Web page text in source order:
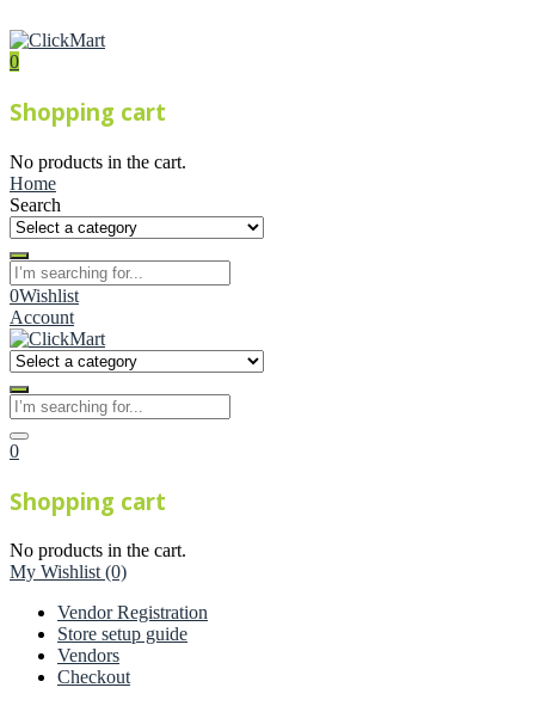
0
Shopping cart
No products in the cart.
Home
Search
0Wishlist
Account
0
Shopping cart
No products in the cart.
My Wishlist (0)
Vendor Registration
Store setup guide
Vendors
Checkout